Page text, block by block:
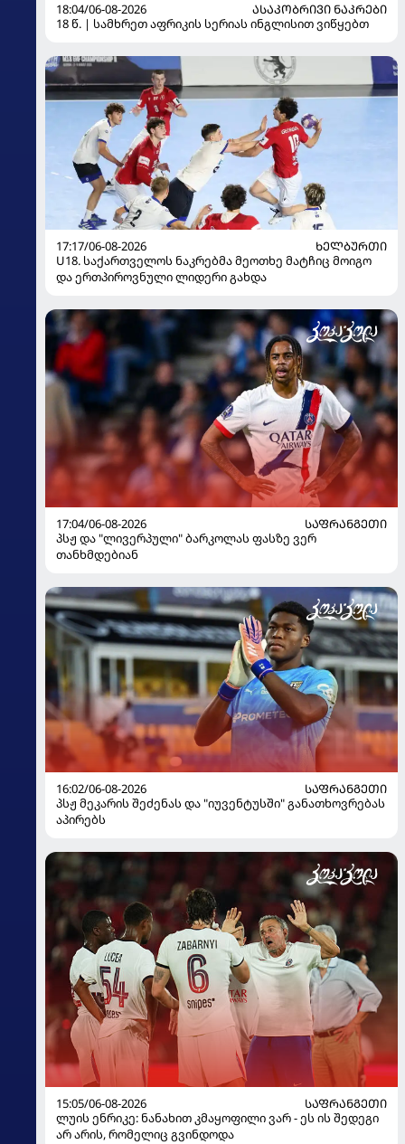
18:04/06-08-2026
ᲐᲡᲐᲙᲝᲑᲠᲘᲕᲘ ᲜᲐᲙᲠᲔᲑᲘ
18 წ. | სამხრეთ აფრიკის სერიას ინგლისით ვიწყებთ
17:17/06-08-2026
ᲮᲔᲚᲑᲣᲠᲗᲘ
U18. საქართველოს ნაკრებმა მეოთხე მატჩიც მოიგო
და ერთპიროვნული ლიდერი გახდა
17:04/06-08-2026
ᲡᲐᲤᲠᲐᲜᲒᲔᲗᲘ
პსჟ და "ლივერპული" ბარკოლას ფასზე ვერ
თანხმდებიან
16:02/06-08-2026
ᲡᲐᲤᲠᲐᲜᲒᲔᲗᲘ
პსჟ მეკარის შეძენას და "იუვენტუსში" განათხოვრებას
აპირებს
15:05/06-08-2026
ᲡᲐᲤᲠᲐᲜᲒᲔᲗᲘ
ლუის ენრიკე: ნანახით კმაყოფილი ვარ - ეს ის შედეგი
არ არის, რომელიც გვინდოდა